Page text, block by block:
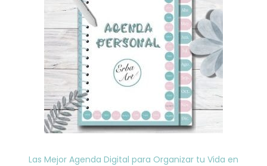
Las Mejor Agenda Digital para Organizar tu Vida en